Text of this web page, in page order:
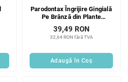
Parodontax Îngrijire Gingială
Pe Brânză din Plante
Naturale 500 ml
32,64 RON fără TVA
39,49 RON
Adaugă în Coş